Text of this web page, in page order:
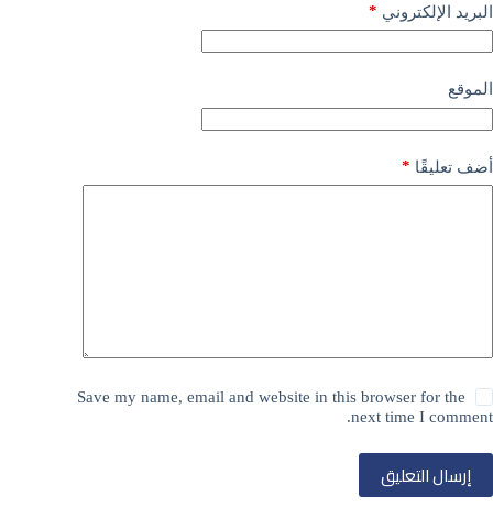
البريد الإلكتروني *
الموقع
أضف تعليقًا *
Save my name, email and website in this browser for the
next time I comment.
إرسال التعليق